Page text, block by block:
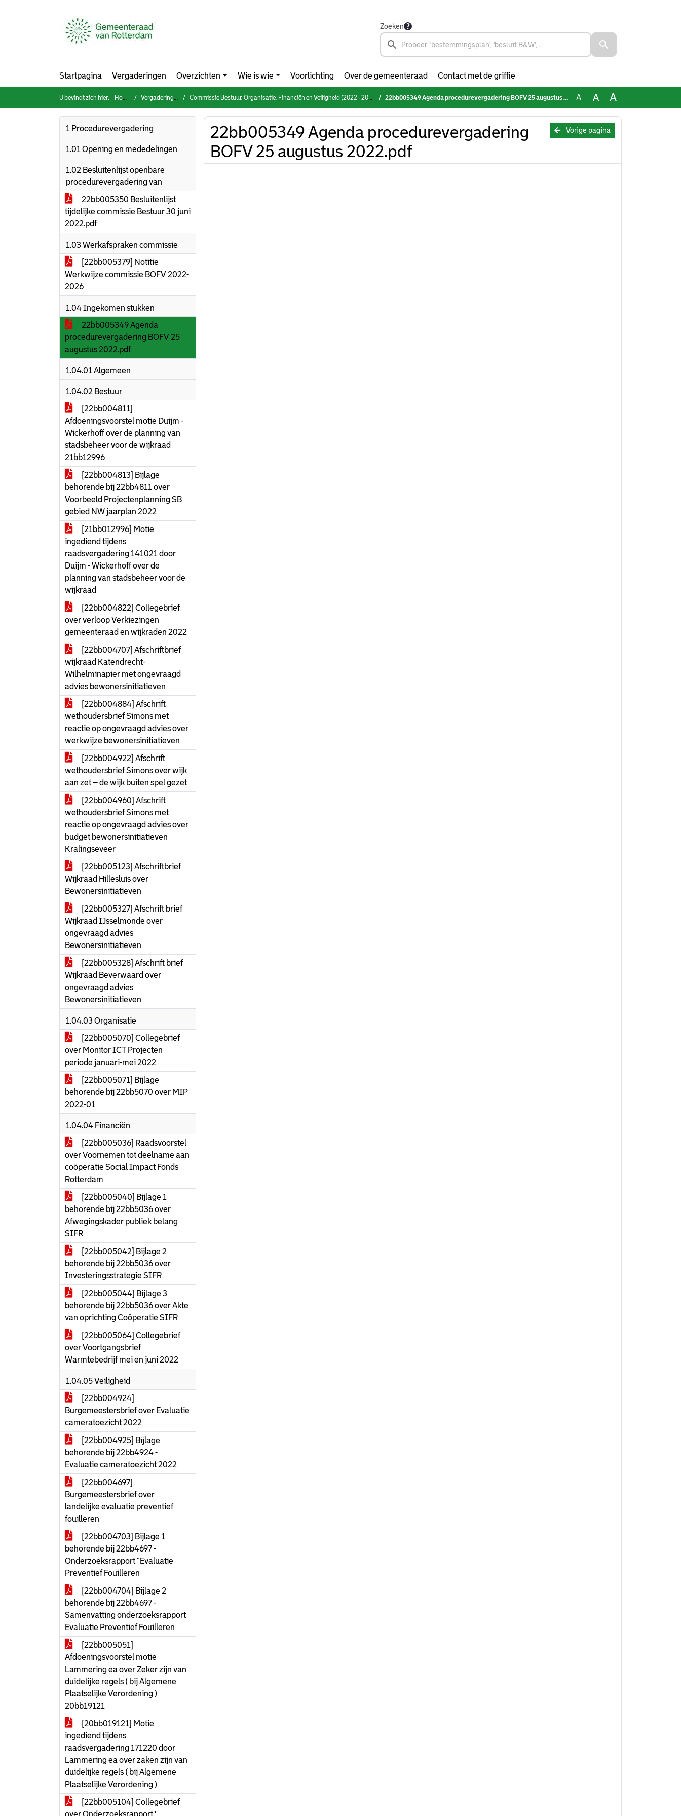
Zoeken
Startpagina Vergaderingen Overzichten Wie is wie Voorlichting Over de gemeenteraad Contact met de griffie
U bevindt zich hier: Home Vergaderingen Commissie Bestuur, Organisatie, Financiën en Veiligheid (2022 - 2026) (donderdag 25 augustus 2022) 22bb005349 Agenda procedurevergadering BOFV 25 augustus 2022.pdf A A A
1 Procedurevergadering
1.01 Opening en mededelingen
1.02 Besluitenlijst openbare
procedurevergadering van
22bb005350 Besluitenlijst
tijdelijke commissie Bestuur 30 juni
2022.pdf
1.03 Werkafspraken commissie
[22bb005379] Notitie
Werkwijze commissie BOFV 2022-
2026
1.04 Ingekomen stukken
22bb005349 Agenda
procedurevergadering BOFV 25
augustus 2022.pdf
1.04.01 Algemeen
1.04.02 Bestuur
[22bb004811]
Afdoeningsvoorstel motie Duijm -
Wickerhoff over de planning van
stadsbeheer voor de wijkraad
21bb12996
[22bb004813] Bijlage
behorende bij 22bb4811 over
Voorbeeld Projectenplanning SB
gebied NW jaarplan 2022
[21bb012996] Motie
ingediend tijdens
raadsvergadering 141021 door
Duijm - Wickerhoff over de
planning van stadsbeheer voor de
wijkraad
[22bb004822] Collegebrief
over verloop Verkiezingen
gemeenteraad en wijkraden 2022
[22bb004707] Afschriftbrief
wijkraad Katendrecht-
Wilhelminapier met ongevraagd
advies bewonersinitiatieven
[22bb004884] Afschrift
wethoudersbrief Simons met
reactie op ongevraagd advies over
werkwijze bewonersinitiatieven
[22bb004922] Afschrift
wethoudersbrief Simons over wijk
aan zet – de wijk buiten spel gezet
[22bb004960] Afschrift
wethoudersbrief Simons met
reactie op ongevraagd advies over
budget bewonersinitiatieven
Kralingseveer
[22bb005123] Afschriftbrief
Wijkraad Hillesluis over
Bewonersinitiatieven
[22bb005327] Afschrift brief
Wijkraad IJsselmonde over
ongevraagd advies
Bewonersinitiatieven
[22bb005328] Afschrift brief
Wijkraad Beverwaard over
ongevraagd advies
Bewonersinitiatieven
1.04.03 Organisatie
[22bb005070] Collegebrief
over Monitor ICT Projecten
periode januari-mei 2022
[22bb005071] Bijlage
behorende bij 22bb5070 over MIP
2022-01
1.04.04 Financiën
[22bb005036] Raadsvoorstel
over Voornemen tot deelname aan
coöperatie Social Impact Fonds
Rotterdam
[22bb005040] Bijlage 1
behorende bij 22bb5036 over
Afwegingskader publiek belang
SIFR
[22bb005042] Bijlage 2
behorende bij 22bb5036 over
Investeringsstrategie SIFR
[22bb005044] Bijlage 3
behorende bij 22bb5036 over Akte
van oprichting Coöperatie SIFR
[22bb005064] Collegebrief
over Voortgangsbrief
Warmtebedrijf mei en juni 2022
1.04.05 Veiligheid
[22bb004924]
Burgemeestersbrief over Evaluatie
cameratoezicht 2022
[22bb004925] Bijlage
behorende bij 22bb4924 -
Evaluatie cameratoezicht 2022
[22bb004697]
Burgemeestersbrief over
landelijke evaluatie preventief
fouilleren
[22bb004703] Bijlage 1
behorende bij 22bb4697 -
Onderzoeksrapport “Evaluatie
Preventief Fouilleren
[22bb004704] Bijlage 2
behorende bij 22bb4697 -
Samenvatting onderzoeksrapport
Evaluatie Preventief Fouilleren
[22bb005051]
Afdoeningsvoorstel motie
Lammering ea over Zeker zijn van
duidelijke regels ( bij Algemene
Plaatselijke Verordening )
20bb19121
[20bb019121] Motie
ingediend tijdens
raadsvergadering 171220 door
Lammering ea over zaken zijn van
duidelijke regels ( bij Algemene
Plaatselijke Verordening )
[22bb005104] Collegebrief
over Onderzoeksrapport '
Vorige pagina
22bb005349 Agenda procedurevergadering
BOFV 25 augustus 2022.pdf